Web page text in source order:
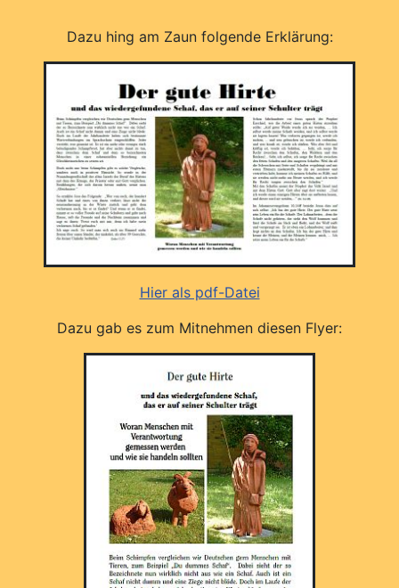
Dazu hing am Zaun folgende Erklärung:
Hier als pdf-Datei
Dazu gab es zum Mitnehmen diesen Flyer: